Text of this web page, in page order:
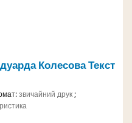
КолесоваТекст
звичайний друк;